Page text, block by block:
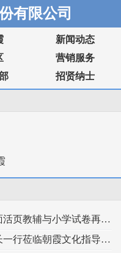
有限公司
新闻动态
营销服务
招贤纳士
沙利文双认证！王朝霞品牌无封面活页教辅与小学试卷再获市场权威认可！
热烈欢迎江西人民出版社梁菁社长一行莅临朝霞文化指导交流